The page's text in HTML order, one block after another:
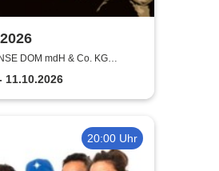
DOM mdH & Co. KG
11.10.2026
20:00 Uhr